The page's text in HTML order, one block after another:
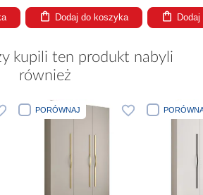
Dodaj do koszyka
kupili ten produkt nabyli
również
PORÓWNAJ